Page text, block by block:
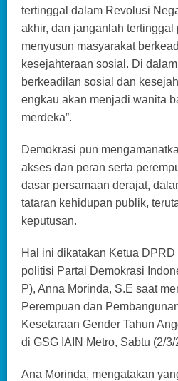
tertinggal dalam Revolusi
akhir, dan janganlah tertinggal
menyusun masyarakat
kesejahteraan sosial. Di
berkeadilan sosial dan
engkau akan menjadi wanita
merdeka”.
Demokrasi pun
akses dan peran serta
dasar persamaan derajat,
tataran kehidupan publik,
keputusan.
Hal ini dikatakan Ketua
politisi Partai Demokrasi
P), Anna Morinda, S.E saat
Perempuan dan
Kesetaraan Gender Tahun
di GSG IAIN Metro, Sabtu (2/3/
Ana Morinda, mengatakan